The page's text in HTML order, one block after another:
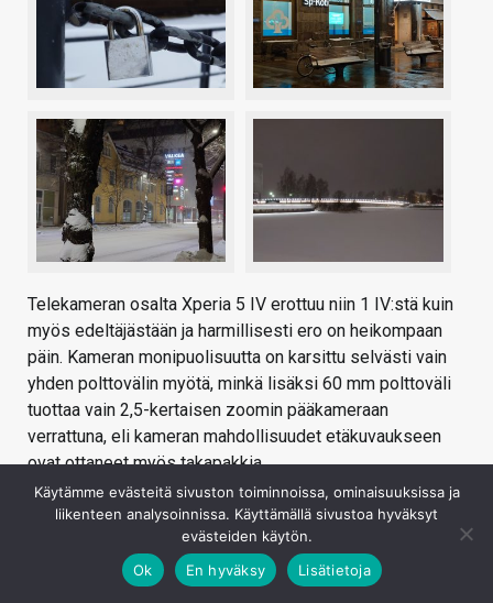
Telekameran osalta Xperia 5 IV erottuu niin 1 IV:stä kuin
myös edeltäjästään ja harmillisesti ero on heikompaan
päin. Kameran monipuolisuutta on karsittu selvästi vain
yhden polttovälin myötä, minkä lisäksi 60 mm polttoväli
tuottaa vain 2,5-kertaisen zoomin pääkameraan
verrattuna, eli kameran mahdollisuudet etäkuvaukseen
ovat ottaneet myös takapakkia
Kuvanlaadultaan telekamera on kuitenkin luokassaan
varsin hyvä. Harmillisesti telekameran värintoisto
poikkeaa kohtalaisen selvästi kahdesta muusta
kamerasta. Positiivisena puolena värit ovat useimmiten
Käytämme evästeitä sivuston toiminnoissa, ominaisuuksissa ja
liikenteen analysoinnissa. Käyttämällä sivustoa hyväksyt
evästeiden käytön.
Ok
En hyväksy Lisätietoja